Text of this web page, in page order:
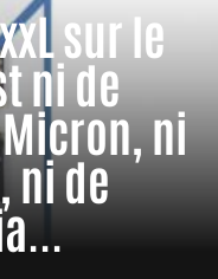
sur le
ni de
ni
ni de